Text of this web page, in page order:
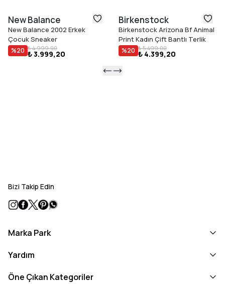
New Balance
New Balance 2002 Erkek
Çocuk Sneaker
%20 ₺ 4.999,00
₺ 3.999,20
Birkenstock
Birkenstock Arizona Bf Animal
Print Kadın Çift Bantlı Terlik
%20 ₺ 5.499,00
₺ 4.399,20
Bizi Takip Edin
Marka Park
Yardım
Öne Çıkan Kategoriler